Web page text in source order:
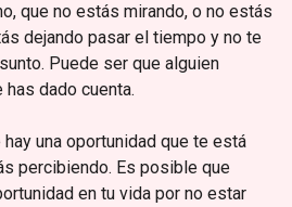
que no estás mirando, o no estás
dejando pasar el tiempo y no te
Puede ser que alguien
dado cuenta.
una oportunidad que te está
percibiendo. Es posible que
en tu vida por no estar